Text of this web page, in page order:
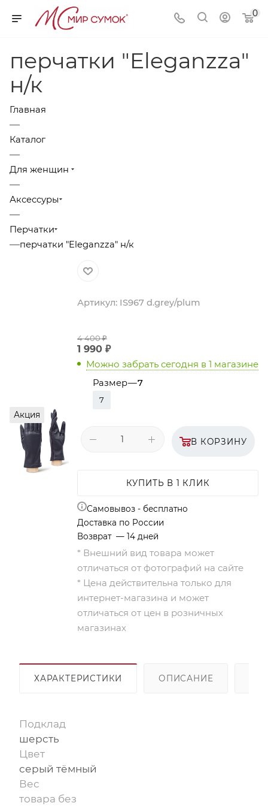
0
перчатки "Eleganzza"
н/к
Главная
—
Каталог
—
Для женщин
—
Аксессуры
—
Перчатки
—перчатки "Eleganzza" н/к
Акция
Артикул: IS967 d.grey/plum
4 400₽
1 990 ₽
Можно забрать сегодня в 1 магазине
Размер—7
7
В КОРЗИНУ
КУПИТЬ В 1 КЛИК
Самовывоз - бесплатно
Доставка по России
Возврат — 14 дней
* Внешний вид товара может
отличаться от фотографий на сайте
* Цена действительна только для
интернет-магазина и может
отличаться от цен в розничных
магазинах
ХАРАКТЕРИСТИКИ ОПИСАНИЕ
Подклад
шерсть
Цвет
серый тёмный
Вес
товара без